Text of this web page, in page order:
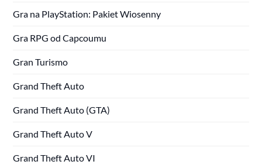
Gra na PlayStation: Pakiet Wiosenny
Gra RPG od Capcoumu
Gran Turismo
Grand Theft Auto
Grand Theft Auto (GTA)
Grand Theft Auto V
Grand Theft Auto VI